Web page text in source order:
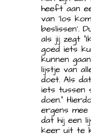
heeft aan
van ‘los
beslissen’.
als jij zegt
goed iets
kunnen
lijstje van
doet. Als
iets tussen
doen.”
ergens
dat hij een
keer uit te